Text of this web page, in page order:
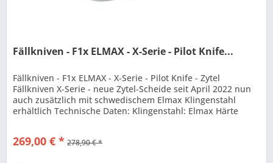
Fällkniven - F1x ELMAX - X-Serie - Pilot Knife...
Fällkniven - F1x ELMAX - X-Serie - Pilot Knife - Zytel
Fällkniven X-Serie - neue Zytel-Scheide seit April 2022 nun
auch zusätzlich mit schwedischem Elmax Klingenstahl
erhältlich Technische Daten: Klingenstahl: Elmax Härte
269,00 € * 278,90 € *